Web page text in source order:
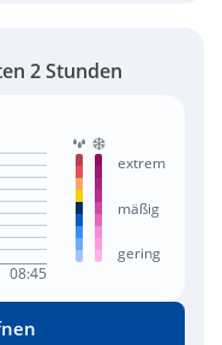
2 Stunden
08:45
extrem
mäßig
gering